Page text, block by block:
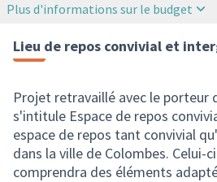
Plus d'informations sur le budget
Lieu de repos convivial et
Projet retravaillé avec le porteur
s'intitule Espace de repos
espace de repos tant convivial
dans la ville de Colombes. Celui-
comprendra des éléments